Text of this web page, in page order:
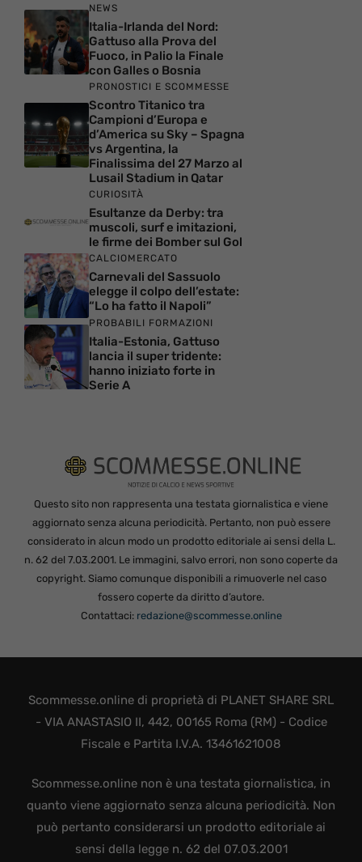
NEWS
Italia-Irlanda del Nord:
Gattuso alla Prova del
Fuoco, in Palio la Finale
con Galles o Bosnia
PRONOSTICI E SCOMMESSE
Scontro Titanico tra
Campioni d’Europa e
d’America su Sky – Spagna
vs Argentina, la
Finalissima del 27 Marzo al
Lusail Stadium in Qatar
CURIOSITÀ
Esultanze da Derby: tra
muscoli, surf e imitazioni,
le firme dei Bomber sul Gol
CALCIOMERCATO
Carnevali del Sassuolo
elegge il colpo dell’estate:
“Lo ha fatto il Napoli”
PROBABILI FORMAZIONI
Italia-Estonia, Gattuso
lancia il super tridente:
hanno iniziato forte in
Serie A
Questo sito non rappresenta una testata giornalistica e viene
aggiornato senza alcuna periodicità. Pertanto, non può essere
considerato in alcun modo un prodotto editoriale ai sensi della L.
n. 62 del 7.03.2001. Le immagini, salvo errori, non sono coperte da
copyright. Siamo comunque disponibili a rimuoverle nel caso
fossero coperte da diritto d’autore.
Contattaci: redazione@scommesse.online
Scommesse.online di proprietà di PLANET SHARE SRL
- VIA ANASTASIO II, 442, 00165 Roma (RM) - Codice
Fiscale e Partita I.V.A. 13461621008
Scommesse.online non è una testata giornalistica, in
quanto viene aggiornato senza alcuna periodicità. Non
può pertanto considerarsi un prodotto editoriale ai
sensi della legge n. 62 del 07.03.2001